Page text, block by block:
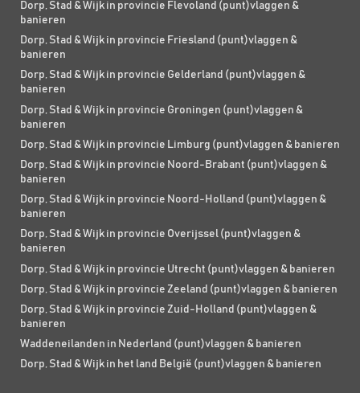
Dorp, Stad & Wijk in provincie Flevoland (punt)vlaggen &
banieren
Dorp, Stad & Wijk in provincie Friesland (punt)vlaggen &
banieren
Dorp, Stad & Wijk in provincie Gelderland (punt)vlaggen &
banieren
Dorp, Stad & Wijk in provincie Groningen (punt)vlaggen &
banieren
Dorp, Stad & Wijk in provincie Limburg (punt)vlaggen & banieren
Dorp, Stad & Wijk in provincie Noord-Brabant (punt)vlaggen &
banieren
Dorp, Stad & Wijk in provincie Noord-Holland (punt)vlaggen &
banieren
Dorp, Stad & Wijk in provincie Overijssel (punt)vlaggen &
banieren
Dorp, Stad & Wijk in provincie Utrecht (punt)vlaggen & banieren
Dorp, Stad & Wijk in provincie Zeeland (punt)vlaggen & banieren
Dorp, Stad & Wijk in provincie Zuid-Holland (punt)vlaggen &
banieren
Waddeneilanden in Nederland (punt)vlaggen & banieren
Dorp, Stad & Wijk in het land België (punt)vlaggen & banieren